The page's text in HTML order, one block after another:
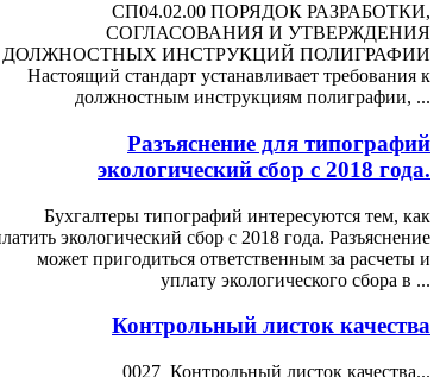
СП04.02.00 ПОРЯДОК РАЗРАБОТКИ,
СОГЛАСОВАНИЯ И УТВЕРЖДЕНИЯ
ДОЛЖНОСТНЫХ ИНСТРУКЦИЙ ПОЛИГРАФИИ
Настоящий стандарт устанавливает требования к
должностным инструкциям полиграфии, ...
Разъяснение для типографий
экологический сбор с 2018 года.
Бухгалтеры типографий интересуются тем, как
экологический сбор с 2018 года. Разъяснение
может пригодиться ответственным за расчеты и
уплату экологического сбора в ...
Контрольный листок качества
0027_Контрольный листок качества...